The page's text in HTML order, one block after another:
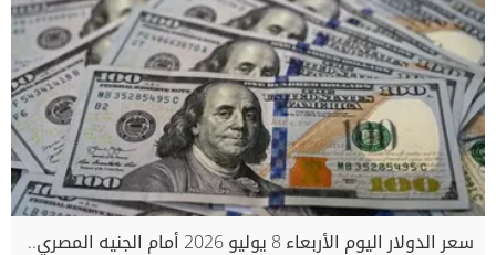
سعر الدولار اليوم الأربعاء 8 يوليو 2026 أمام الجنيه المصري..